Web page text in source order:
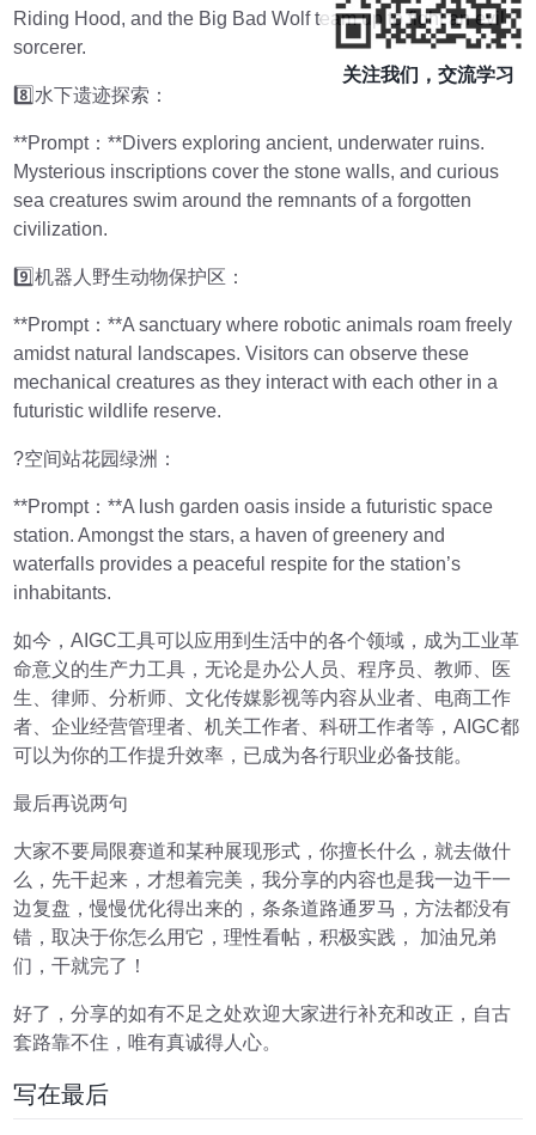
Riding Hood, and the Big Bad Wolf team up to fight an evil
sorcerer.
8️⃣水下遗迹探索：
**Prompt：**Divers exploring ancient, underwater ruins.
Mysterious inscriptions cover the stone walls, and curious
sea creatures swim around the remnants of a forgotten
civilization.
9️⃣机器人野生动物保护区：
**Prompt：**A sanctuary where robotic animals roam freely
amidst natural landscapes. Visitors can observe these
mechanical creatures as they interact with each other in a
futuristic wildlife reserve.
?空间站花园绿洲：
**Prompt：**A lush garden oasis inside a futuristic space
station. Amongst the stars, a haven of greenery and
waterfalls provides a peaceful respite for the station’s
inhabitants.
如今，AIGC工具可以应用到生活中的各个领域，成为工业革
命意义的生产力工具，无论是办公人员、程序员、教师、医
生、律师、分析师、文化传媒影视等内容从业者、电商工作
者、企业经营管理者、机关工作者、科研工作者等，AIGC都
可以为你的工作提升效率，已成为各行职业必备技能。
最后再说两句
大家不要局限赛道和某种展现形式，你擅长什么，就去做什
么，先干起来，才想着完美，我分享的内容也是我一边干一
边复盘，慢慢优化得出来的，条条道路通罗马，方法都没有
错，取决于你怎么用它，理性看帖，积极实践， 加油兄弟
们，干就完了！
好了，分享的如有不足之处欢迎大家进行补充和改正，自古
套路靠不住，唯有真诚得人心。
写在最后
关注我们，交流学习